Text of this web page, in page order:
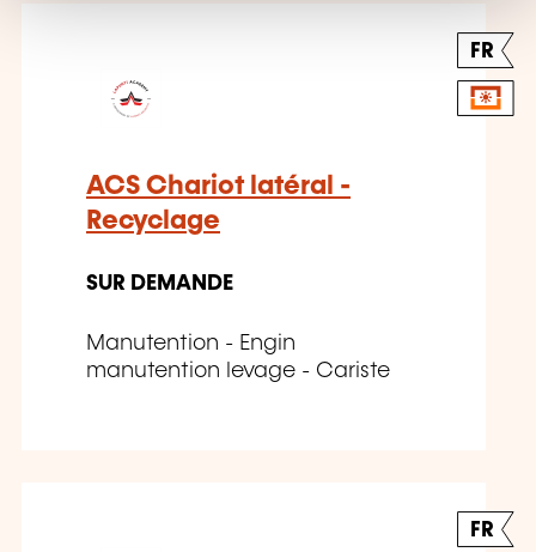
FR
ACS Chariot latéral -
Recyclage
SUR DEMANDE
Manutention - Engin
manutention levage - Cariste
FR